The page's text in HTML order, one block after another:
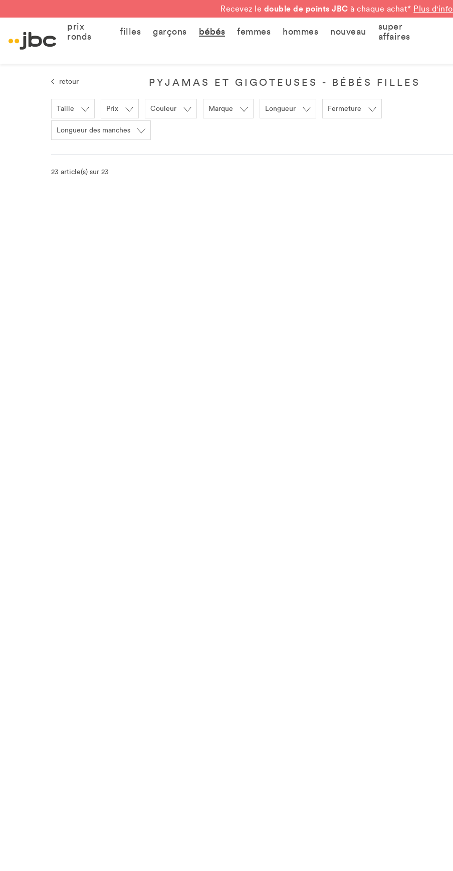
Recevez le double de points JBC à chaque achat* Plus d'info
prix
ronds
filles garçons bébés femmes hommes nouveau
super
affaires
retour PYJAMAS ET GIGOTEUSES - BÉBÉS FILLES
Taille Prix Couleur Marque Longueur Fermeture
Longueur des manches
23 article(s) sur 23